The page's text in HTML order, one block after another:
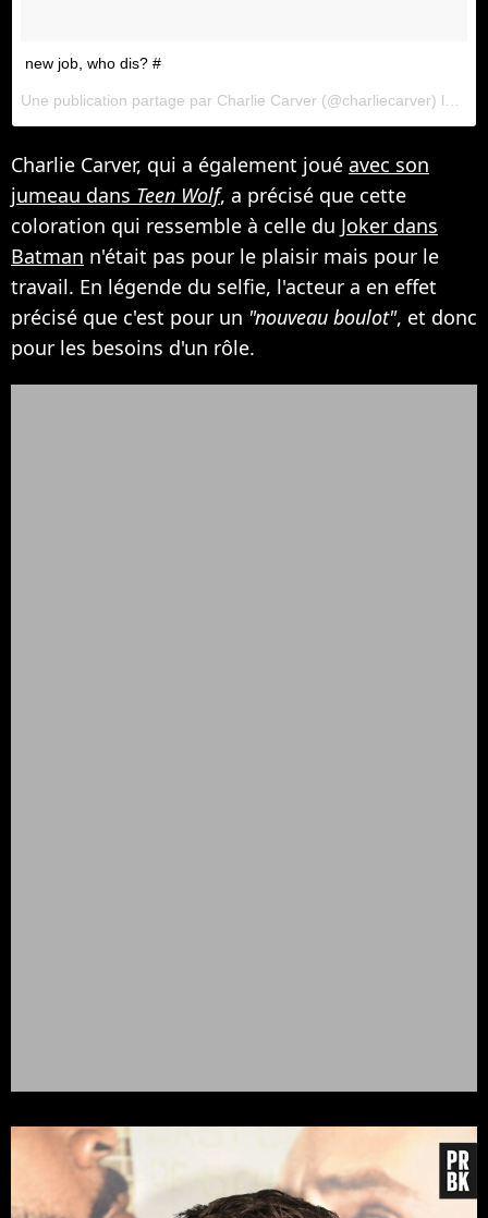
new job, who dis? #
Une publication partage par Charlie Carver (@charliecarver) le
Charlie Carver, qui a également joué avec son
jumeau dans Teen Wolf, a précisé que cette
coloration qui ressemble à celle du Joker dans
Batman n'était pas pour le plaisir mais pour le
travail. En légende du selfie, l'acteur a en effet
précisé que c'est pour un "nouveau boulot", et donc
pour les besoins d'un rôle.